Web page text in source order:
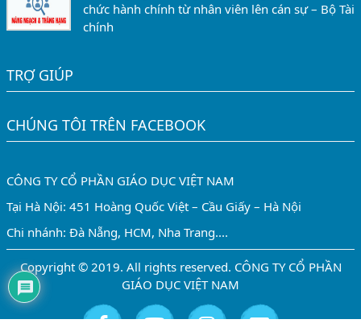
chức hành chính từ nhân viên lên cán sự – Bộ Tài
chính
TRỢ GIÚP
CHÚNG TÔI TRÊN FACEBOOK
CÔNG TY CỔ PHẦN GIÁO DỤC VIỆT NAM
Tại Hà Nội: 451 Hoàng Quốc Việt – Cầu Giấy – Hà Nội
Chi nhánh: Đà Nẵng, HCM, Nha Trang....
Copyright © 2019. All rights reserved. CÔNG TY CỔ PHẦN
GIÁO DỤC VIỆT NAM